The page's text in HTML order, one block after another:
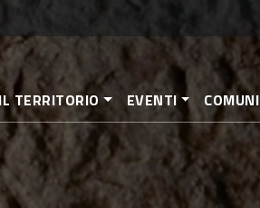
al
principale
TERRITORIO EVENTI COMUNI